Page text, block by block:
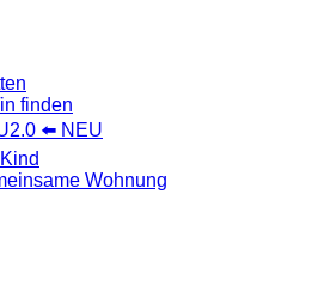
finden
⬅️ NEU
Wohnung